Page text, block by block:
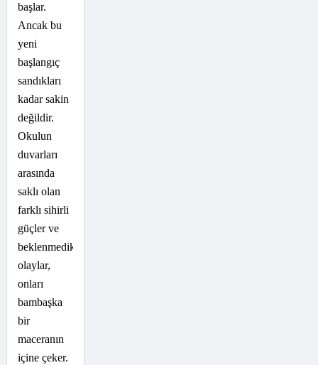
başlar.
Ancak bu
yeni
başlangıç
sandıkları
kadar sakin
değildir.
Okulun
duvarları
arasında
saklı olan
farklı sihirli
güçler ve
beklenmedik
olaylar,
onları
bambaşka
bir
maceranın
içine çeker.